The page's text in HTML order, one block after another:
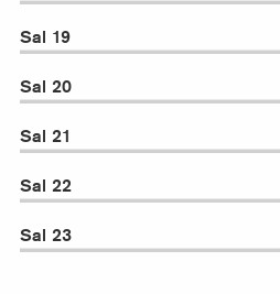
Sal 19
Sal 20
Sal 21
Sal 22
Sal 23